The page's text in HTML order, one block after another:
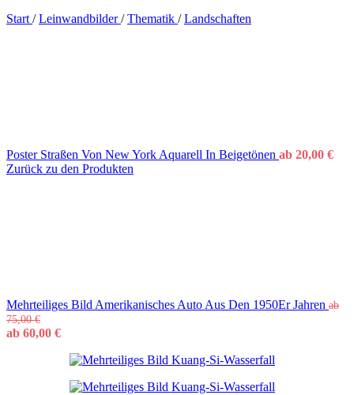
Start / Leinwandbilder/ Thematik / Landschaften
Poster Straßen Von New York Aquarell In Beigetönen ab 20,00 €
Zurück zu den Produkten
Mehrteiliges Bild Amerikanisches Auto Aus Den 1950Er Jahren ab
75,00€
ab 60,00 €